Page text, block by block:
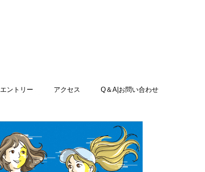
エントリー アクセス Q＆A|お問い合わせ